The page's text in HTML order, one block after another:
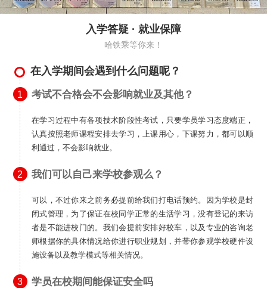
入学答疑 · 就业保障
哈铁乘等你来！
在入学期间会遇到什么问题呢？
考试不合格会不会影响就业及其他？
1
在学习过程中有各项技术阶段性考试，只要学员学习态度端正，
认真按照老师课程安排去学习，上课用心，下课努力，都可以顺
利通过，不会影响就业。
我们可以自己来学校参观么？
2
可以，不过你来之前务必提前给我们打电话预约。因为学校是封
闭式管理，为了保证在校同学正常的生活学习，没有登记的来访
者是不能进校门的。我们会提前安排好校车，以及专业的咨询老
师根据你的具体情况给你进行职业规划，并带你参观学校硬件设
施设备以及教学模式等相关情况。
学员在校期间能保证安全吗
3